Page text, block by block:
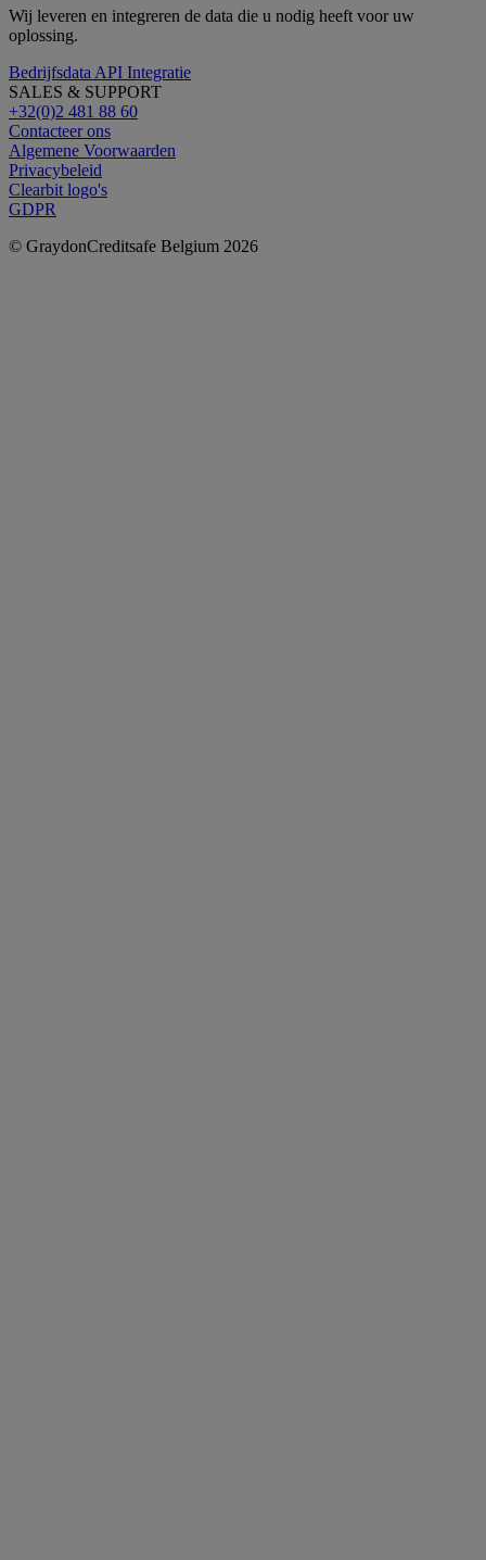
Wij leveren en integreren de data die u nodig heeft voor uw
oplossing.
Bedrijfsdata API Integratie
SALES & SUPPORT
+32(0)2 481 88 60
Contacteer ons
Algemene Voorwaarden
Privacybeleid
Clearbit logo's
GDPR
© GraydonCreditsafe Belgium 2026